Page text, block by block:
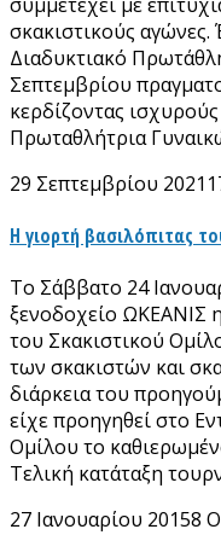
σκακιστικούς αγώνες.
Διαδυκτιακό
Σεπτεμβρίου
κερδίζοντας
Πρωταθλήτρια
29 Σεπτεμβρίου 2021
Η γιορτή βασιλόπιτας
Το Σάββατο 24
ξενοδοχείο ΩΚΕΑΝΙΣ
του Σκακιστικού
των σκακιστών και
διάρκεια του
είχε προηγηθεί στο
Ομίλου το
Τελική κατάταξη
27 Ιανουαρίου 20158